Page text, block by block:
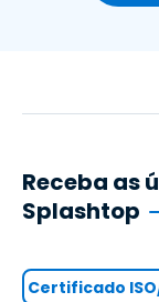
Receba as
Splashtop
Certificado